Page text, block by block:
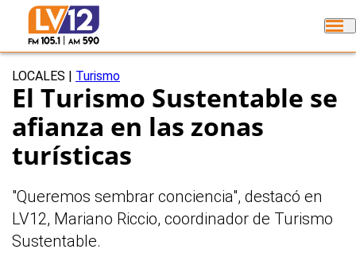
LOCALES Turismo
El Turismo Sustentable se
afianza en las zonas
turísticas
"Queremos sembrar conciencia", destacó en
LV12, Mariano Riccio, coordinador de Turismo
Sustentable.